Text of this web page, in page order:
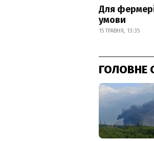
Для
умови
15 ТРАВНЯ, 13:35
ГОЛОВНЕ